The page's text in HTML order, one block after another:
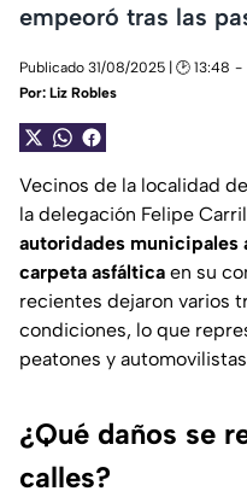
empeoró tras las
Publicado 31/08/2025 | 🕑 13:48
Por: Liz Robles
Vecinos de la localidad
la delegación Felipe
autoridades municipales
carpeta asfáltica en su
recientes dejaron varios
condiciones, lo que
peatones y
¿Qué daños se
calles?